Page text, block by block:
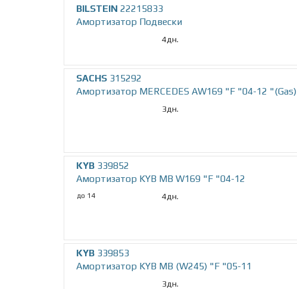
BILSTEIN 22215833
Амортизатор Подвески
4дн.
SACHS 315292
Амортизатор MERCEDES AW169 "F "04-12 "(Gas)
3дн.
KYB 339852
Амортизатор KYB MB W169 "F "04-12
до 14 4дн.
KYB 339853
Амортизатор KYB MB (W245) "F "05-11
3дн.